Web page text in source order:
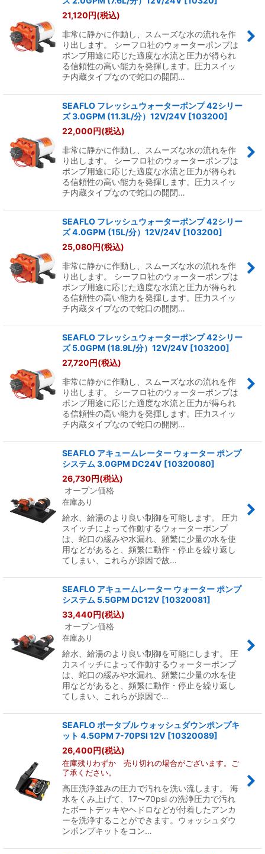
21,120円(税込)
非常に静かに作動し、スムーズな水の流れを作
り出します。 シーフロ社のウォーターポンプは
ポンプ用途に応じた適度な水流と圧力が得られ
る信頼性の高い能力を発揮します。圧力スイッ
チ内蔵タイプなので蛇口の開閉…
SEAFLO フレッシュウォーターポンプ 42シリー
ズ 3.0GPM (11.3L/分）12V/24V [103200]
22,000円(税込)
非常に静かに作動し、スムーズな水の流れを作
り出します。 シーフロ社のウォーターポンプは
ポンプ用途に応じた適度な水流と圧力が得られ
る信頼性の高い能力を発揮します。圧力スイッ
チ内蔵タイプなので蛇口の開閉…
SEAFLO フレッシュウォーターポンプ 42シリー
ズ 4.0GPM (15L/分）12V/24V [103200]
25,080円(税込)
非常に静かに作動し、スムーズな水の流れを作
り出します。 シーフロ社のウォーターポンプは
ポンプ用途に応じた適度な水流と圧力が得られ
る信頼性の高い能力を発揮します。圧力スイッ
チ内蔵タイプなので蛇口の開閉…
SEAFLO フレッシュウォーターポンプ 42シリー
ズ 5.0GPM (18.9L/分）12V/24V [103200]
27,720円(税込)
非常に静かに作動し、スムーズな水の流れを作
り出します。 シーフロ社のウォーターポンプは
ポンプ用途に応じた適度な水流と圧力が得られ
る信頼性の高い能力を発揮します。圧力スイッ
チ内蔵タイプなので蛇口の開閉…
SEAFLO アキュームレーター ウォーター ポンプ
システム 3.0GPM DC24V [10320080]
26,730円(税込)
オープン価格
在庫あり
給水、給湯のより良い制御を可能します。 圧力
スイッチによって作動するウォーターポンプ
は、蛇口の緩みや水漏れ、頻繁に少量の水を使
用などがあると、頻繁に動作・停止を繰り返し
てしまい、これらが原因で故…
SEAFLO アキュームレーター ウォーター ポンプ
システム 5.5GPM DC12V [10320081]
33,440円(税込)
オープン価格
在庫あり
給水、給湯のより良い制御を可能にします。 圧
力スイッチによって作動するウォーターポンプ
は、蛇口の緩みや水漏れ、頻繁に少量の水を使
用などがあると、頻繁に動作・停止を繰り返し
てしまい、これらが原因で…
SEAFLO ポータブル ウォッシュダウンポンプキ
ット 4.5GPM 7-70PSI 12V [10320089]
26,400円(税込)
在庫残りわずか 売り切れの場合がございます。ご
了承ください。
高圧洗浄並みの圧力で汚れを洗い流します。 海
水をくみ上げて、17〜70psi の洗浄圧力で汚れ
たボートデッキやヘドロなどが付着したアンカ
ーを洗浄することができます。ウォッシュダウ
ンポンプキットをコン…